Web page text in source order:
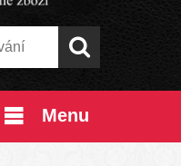
Menu